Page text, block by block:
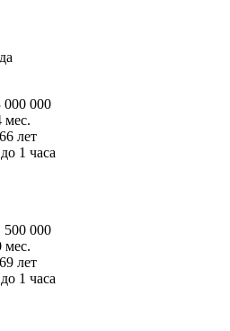
000
мес.
лет
1 часа
000
мес.
лет
1 часа